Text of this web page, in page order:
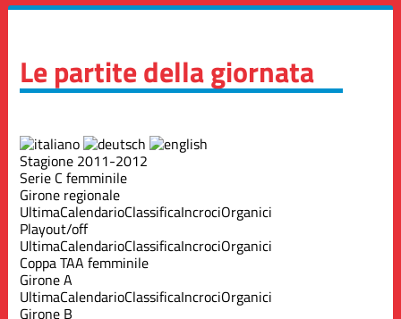
Le partite della giornata
Stagione 2011-2012
Serie C femminile
Girone regionale
UltimaCalendarioClassificaIncrociOrganici
Playout/off
UltimaCalendarioClassificaIncrociOrganici
Coppa TAA femminile
Girone A
UltimaCalendarioClassificaIncrociOrganici
Girone B